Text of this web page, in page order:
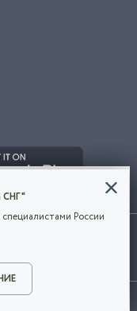
означает
их
СНГ"
России